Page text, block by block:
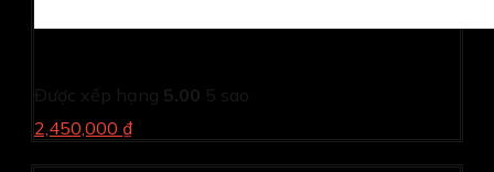
Được xếp hạng 5.00 5 sao
2,450,000 ₫